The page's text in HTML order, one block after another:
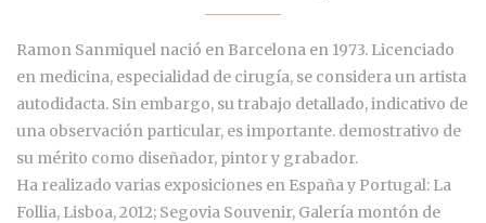
Ramon Sanmiquel nació en Barcelona en 1973. Licenciado
en medicina, especialidad de cirugía, se considera un artista
autodidacta. Sin embargo, su trabajo detallado, indicativo de
una observación particular, es importante. demostrativo de
su mérito como diseñador, pintor y grabador.
Ha realizado varias exposiciones en España y Portugal: La
Follia, Lisboa, 2012; Segovia Souvenir, Galería montón de